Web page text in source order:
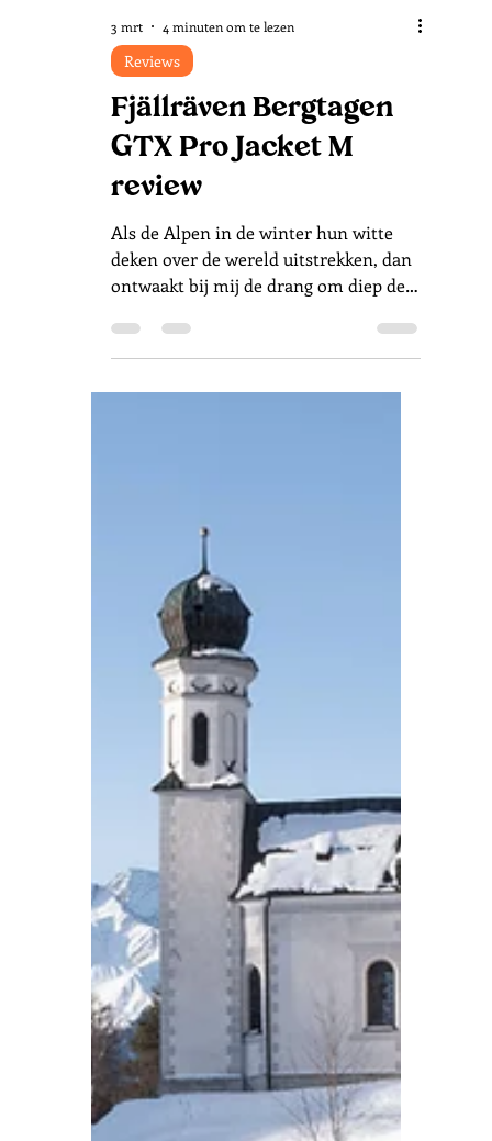
4 minuten om te lezen
Reviews
Fjällräven Bergtagen
GTX Pro Jacket M
review
Als de Alpen in de winter hun witte
deken over de wereld uitstrekken, dan
ontwaakt bij mij de drang om diep de
bergen in te trekken. De Jungfrau-regio
in Zwitserland is een landschap waar
ieder hoekje adembenemend is, maar
tegelijkertijd uitdagend voor
uitrusting. Voor deze reis nam ik de
Fjällräven Bergtagen GTX Pro Jacket M
in flame orange mee als mijn
hoofdlaag tegen sneeuw, wind en alles
wat de winter me kan voorschotelen.
Dat leverde een ervaring op die ik